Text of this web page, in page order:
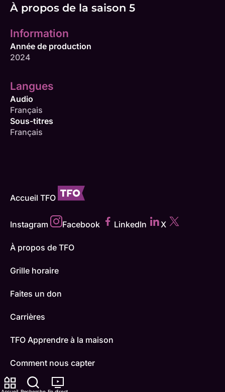
À propos de la saison 5
Information
Année de production
2024
Langues
Audio
Français
Sous-titres
Français
Accueil TFO
Instagram Facebook LinkedIn X
À propos de TFO
Grille horaire
Faites un don
Carrières
TFO Apprendre à la maison
Comment nous capter
Contactez-nous